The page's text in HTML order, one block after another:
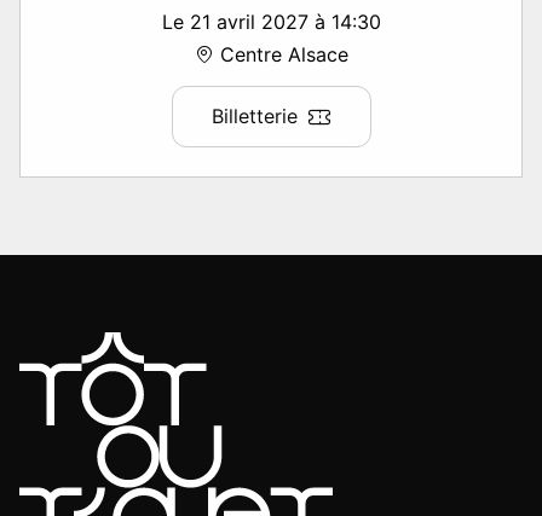
Le 21 avril 2027 à 14:30
Centre Alsace
Billetterie